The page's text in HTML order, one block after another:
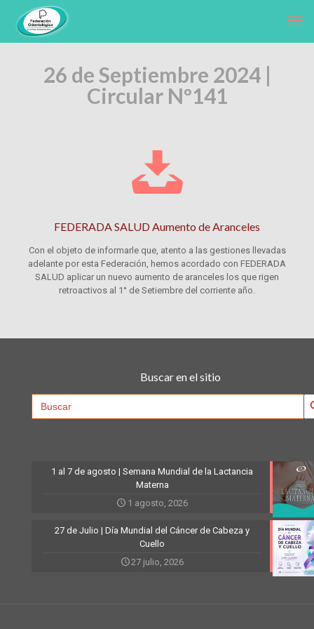
26 de Septiembre 2024 |
Circular Nº141
FEDERADA SALUD Aumento de Aranceles
Con el objeto de informarle que, atento a las gestiones llevadas
adelante por esta Federación, hemos acordado con FEDERADA
SALUD aplicar un nuevo aumento de aranceles los que rigen
retroactivos al 1° de Setiembre del corriente año.
Buscar en el sitio
Search
1 al 7 de agosto | Semana Mundial de la Lactancia
Materna
1 agosto, 2026
27 de Julio | Día Mundial del Cáncer de Cabeza y
Cuello
27 julio, 2026